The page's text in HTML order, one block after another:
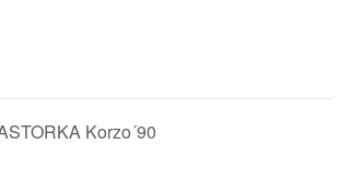
Korzo´90